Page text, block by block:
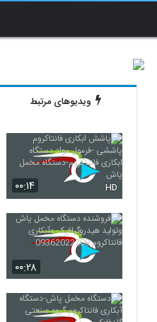
ویدیوهای مرتبط
۰۰:۱۴ HD
۰۰:۲۸